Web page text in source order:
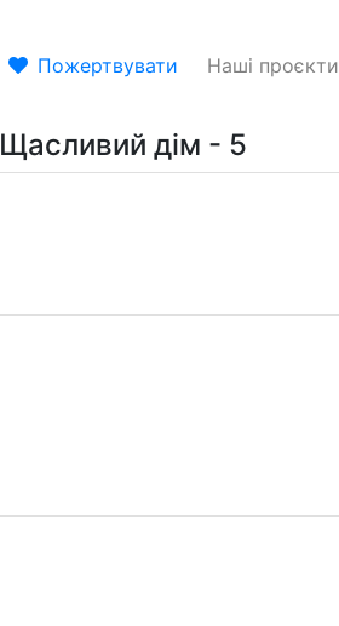
Пожертвувати Наші проєкти
Щасливий дім - 5